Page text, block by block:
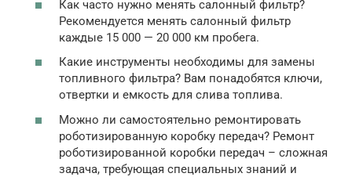
Как часто нужно менять салонный фильтр?
Рекомендуется менять салонный фильтр
каждые 15 000 — 20 000 км пробега.
Какие инструменты необходимы для замены
топливного фильтра? Вам понадобятся ключи,
отвертки и емкость для слива топлива.
Можно ли самостоятельно ремонтировать
роботизированную коробку передач? Ремонт
роботизированной коробки передач – сложная
задача, требующая специальных знаний и